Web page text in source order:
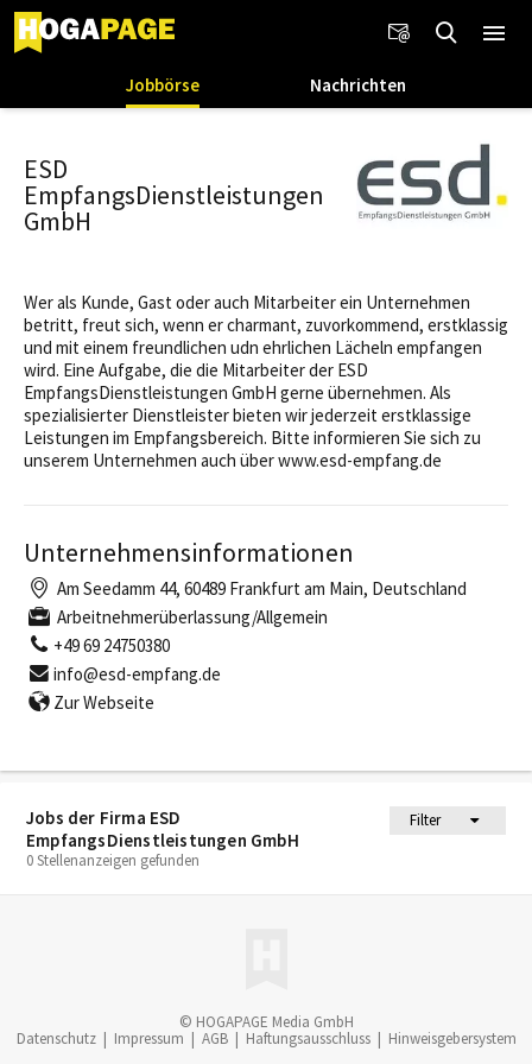
Jobbörse Nachrichten
Jobs der Firma ESD
EmpfangsDienstleistungen GmbH
Filter
0 Stellenanzeigen gefunden
ESD
EmpfangsDienstleistungen
GmbH
Wer als Kunde, Gast oder auch Mitarbeiter ein Unternehmen
betritt, freut sich, wenn er charmant, zuvorkommend, erstklassig
und mit einem freundlichen udn ehrlichen Lächeln empfangen
wird. Eine Aufgabe, die die Mitarbeiter der ESD
EmpfangsDienstleistungen GmbH gerne übernehmen. Als
spezialisierter Dienstleister bieten wir jederzeit erstklassige
Leistungen im Empfangsbereich. Bitte informieren Sie sich zu
unserem Unternehmen auch über www.esd-empfang.de
Unternehmensinformationen
Am Seedamm 44, 60489 Frankfurt am Main, Deutschland
Arbeitnehmerüberlassung/Allgemein
+49 69 24750380
info@esd-empfang.de
Zur Webseite
© HOGAPAGE Media GmbH
Datenschutz | Impressum | AGB | Haftungsausschluss | Hinweisgebersystem